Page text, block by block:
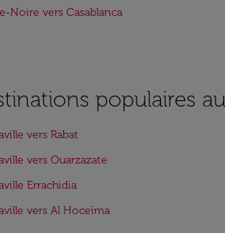
Noire vers Casablanca
populaires
vers Rabat
vers Ouarzazate
Errachidia
vers Al Hoceïma